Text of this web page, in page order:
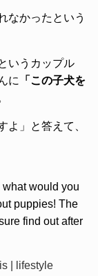
なかったという
いうカップル
に
「この子犬を
よ」と答えて、
would you
puppies! The
find out after
| lifestyle